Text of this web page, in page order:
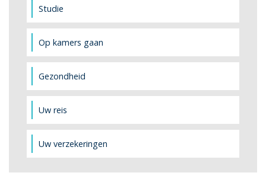
Studie
Op kamers gaan
Gezondheid
Uw reis
Uw verzekeringen